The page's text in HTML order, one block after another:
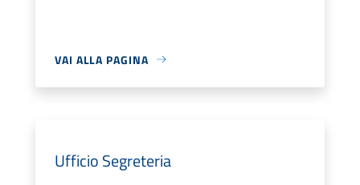
VAI ALLA PAGINA
Ufficio Segreteria